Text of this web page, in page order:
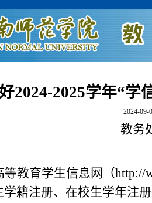
2024-2025学年“学
2024-09-
教务
等教育学生信息网（http://
学籍注册、在校生学年注